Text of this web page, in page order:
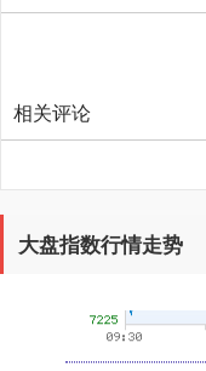
相关评论
大盘指数行情走势